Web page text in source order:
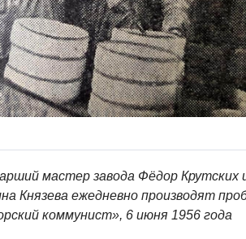
мастер завода Фёдор Крутских
Князева ежедневно производят
коммунист», 6 июня 1956 года